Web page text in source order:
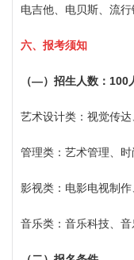
电吉他、电贝斯、流行
六、报考须知
（―） 招生人数： 100
艺术设计类：视觉传
管理类：艺术管理、时
影视类：电影电视制
音乐类：音乐科技、